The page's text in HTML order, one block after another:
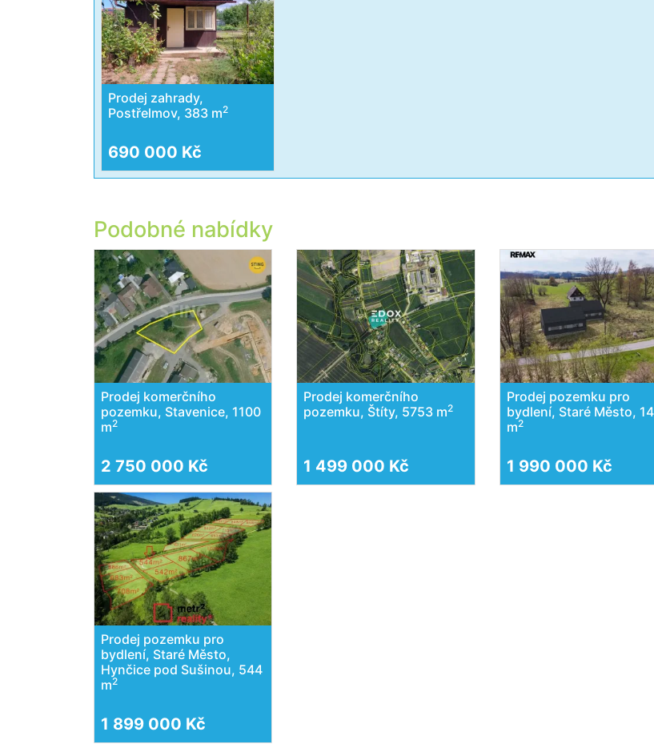
Prodej zahrady,
Postřelmov, 383 m2
690 000 Kč
Podobné nabídky
Prodej komerčního
pozemku, Stavenice, 1100
m2
2 750 000 Kč
Prodej komerčního
pozemku, Štíty, 5753 m2
1 499 000 Kč
Prodej pozemku pro
bydlení, Staré Město,
m2
1 990 000 Kč
Prodej pozemku pro
bydlení, Staré Město,
Hynčice pod Sušinou, 544
m2
1 899 000 Kč